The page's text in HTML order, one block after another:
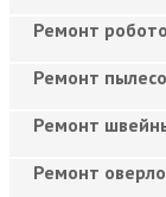
Ремонт
Ремонт
Ремонт
Ремонт